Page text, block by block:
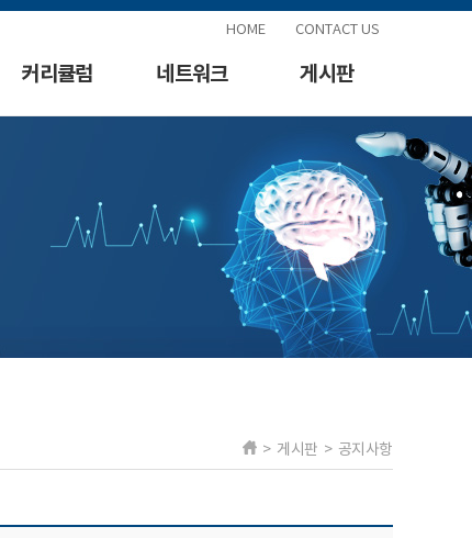
HOME CONTACT US
커리큘럼 네트워크 게시판
> 게시판 > 공지사항